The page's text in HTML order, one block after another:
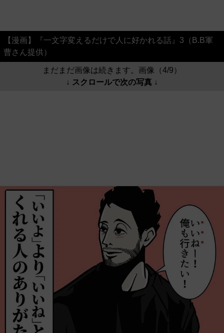
【漫画】『一文字変えるだけで人に好かれる話』3（B.B軍
曹さん提供）
まだまだ画像は続きます。画像（4/9）
↓ スクロールで次の写真 ↓